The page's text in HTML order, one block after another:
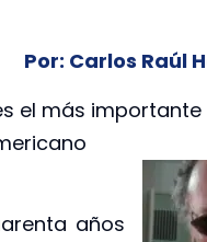
Por: Carlos Raúl
el más
años